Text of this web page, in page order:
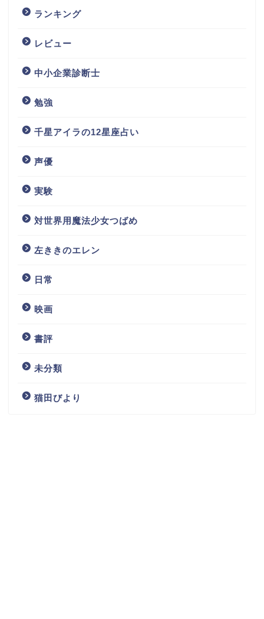
ランキング
レビュー
中小企業診断士
勉強
千星アイラの12星座占い
声優
実験
対世界用魔法少女つばめ
左ききのエレン
日常
映画
書評
未分類
猫田びより